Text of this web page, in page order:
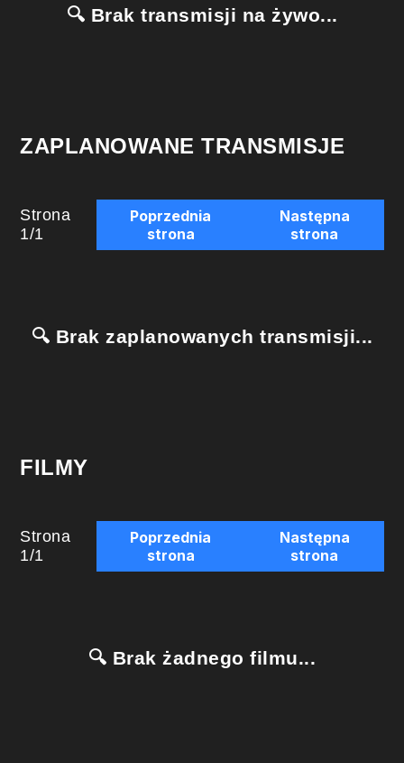
🔍 Brak transmisji na żywo...
ZAPLANOWANE TRANSMISJE
Strona
1/1
Poprzednia
strona
Następna
strona
🔍 Brak zaplanowanych transmisji...
FILMY
Strona
1/1
Poprzednia
strona
Następna
strona
🔍 Brak żadnego filmu...